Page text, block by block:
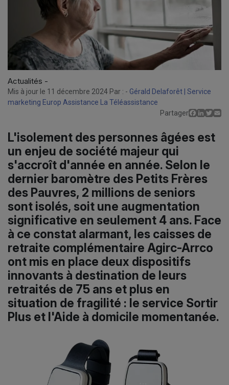
Actualités -
Mis à jour le 11 décembre 2024 Par : - Gérald Delaforêt | Service
marketing Europ Assistance La Téléassistance
Partager
L'isolement des personnes âgées est
un enjeu de société majeur qui
s'accroît d'année en année. Selon le
dernier baromètre des Petits Frères
des Pauvres, 2 millions de seniors
sont isolés, soit une augmentation
significative en seulement 4 ans. Face
à ce constat alarmant, les caisses de
retraite complémentaire Agirc-Arrco
ont mis en place deux dispositifs
innovants à destination de leurs
retraités de 75 ans et plus en
situation de fragilité : le service Sortir
Plus et l'Aide à domicile momentanée.